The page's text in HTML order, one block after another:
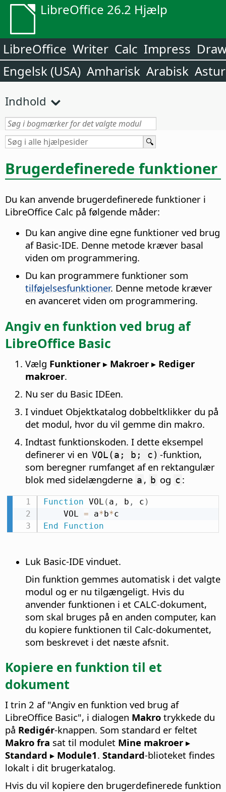
LibreOffice 26.2 Hjælp
LibreOffice Writer Calc Impress
Engelsk (USA) Amharisk Arabisk
Indhold
Brugerdefinerede funktioner
Du kan anvende brugerdefinerede funktioner i
LibreOffice Calc på følgende måder:
Du kan angive dine egne funktioner ved brug
af Basic-IDE. Denne metode kræver basal
viden om programmering.
Du kan programmere funktioner som
tilføjelsesfunktioner. Denne metode kræver
en avanceret viden om programmering.
Angiv en funktion ved brug af
LibreOffice Basic
Vælg Funktioner ▸ Makroer ▸ Rediger
makroer.
Nu ser du Basic IDEen.
I vinduet Objektkatalog dobbeltklikker du på
det modul, hvor du vil gemme din makro.
Indtast funktionskoden. I dette eksempel
definerer vi en VOL(a; b; c) -funktion,
som beregner rumfanget af en rektangulær
blok med sidelængderne a , b og c :
Function VOL ( a , b , c )
    VOL
= a*b*
End
Function
Luk Basic-IDE vinduet.
Din funktion gemmes automatisk i det valgte
modul og er nu tilgængeligt. Hvis du
anvender funktionen i et CALC-dokument,
som skal bruges på en anden computer, kan
du kopiere funktionen til Calc-dokumentet,
som beskrevet i det næste afsnit.
Kopiere en funktion til et
dokument
I trin 2 af "Angiv en funktion ved brug af
LibreOffice Basic", i dialogen Makro trykkede du
på Redigér-knappen. Som standard er feltet
Makro fra sat til modulet Mine makroer ▸
Standard ▸ Module1. Standard-blioteket findes
lokalt i dit brugerkatalog.
Hvis du vil kopiere den brugerdefinerede funktion